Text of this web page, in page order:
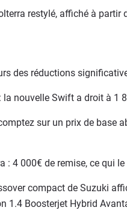
restylé, affiché à partir
des réductions
la nouvelle Swift a droit à 1
sur un prix de base
: 4 000€ de remise, ce qui
compact de Suzuki
1.4 Boosterjet Hybrid